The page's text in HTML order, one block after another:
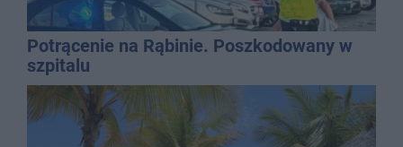
Potrącenie na Rąbinie. Poszkodowany w
szpitalu